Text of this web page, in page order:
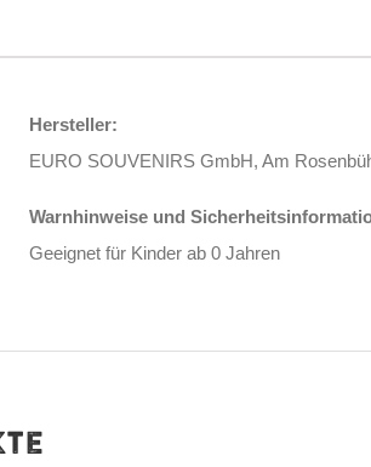
Hersteller:
EURO SOUVENIRS GmbH, Am
Warnhinweise und
Geeignet für Kinder ab 0 Jahren